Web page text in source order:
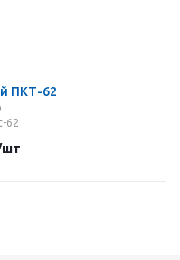
ПКТ-62
62